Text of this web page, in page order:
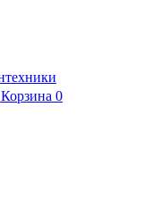
Корзина 0